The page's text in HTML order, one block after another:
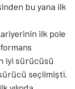
bu yana ilk
ilk pole
iyi sürücüsü
seçilmişti.